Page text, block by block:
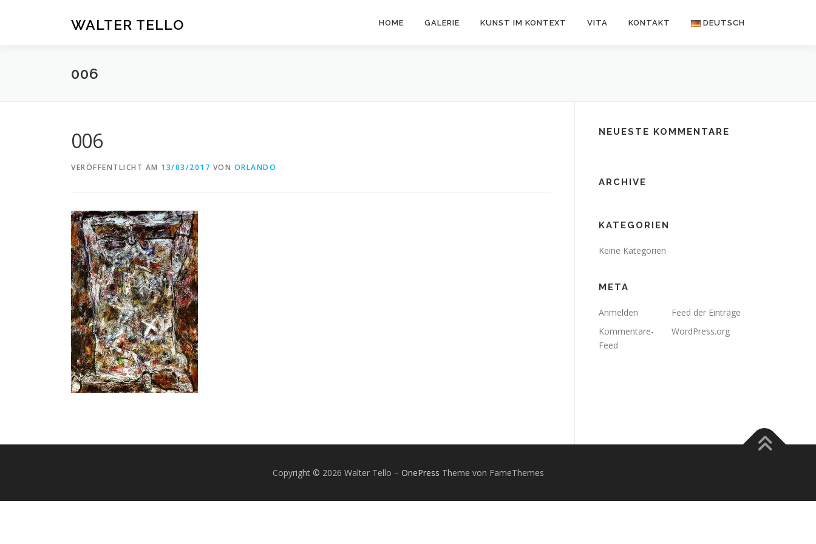
WALTER TELLO HOME GALERIE KUNST IM KONTEXT VITA KONTAKT DEUTSCH
006
006
VERÖFFENTLICHT AM 13/03/2017 VON ORLANDO
NEUESTE KOMMENTARE
ARCHIVE
KATEGORIEN
Keine Kategorien
META
Anmelden
Feed der Einträge
Kommentare-
Feed
WordPress.org
Copyright © 2026 Walter Tello – OnePress Theme von FameThemes